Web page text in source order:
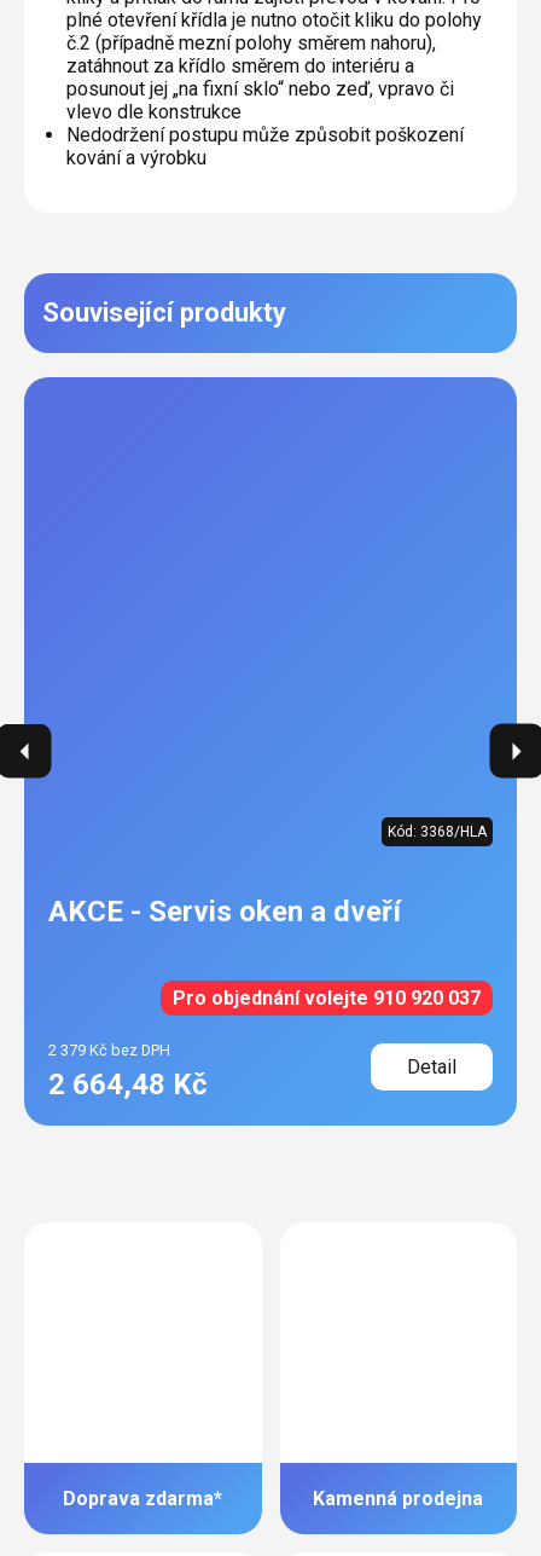
plné otevření křídla je nutno otočit kliku do polohy
č.2 (případně mezní polohy směrem nahoru),
zatáhnout za křídlo směrem do interiéru a
posunout jej „na fixní sklo“ nebo zeď, vpravo či
vlevo dle konstrukce
Nedodržení postupu může způsobit poškození
kování a výrobku
Související produkty
Kód: 3368/HLA
AKCE - Servis oken a dveří
Pro objednání volejte 910 920 037
2 379 Kč bez DPH
2 664,48 Kč Detail
Doprava zdarma* Kamenná prodejna